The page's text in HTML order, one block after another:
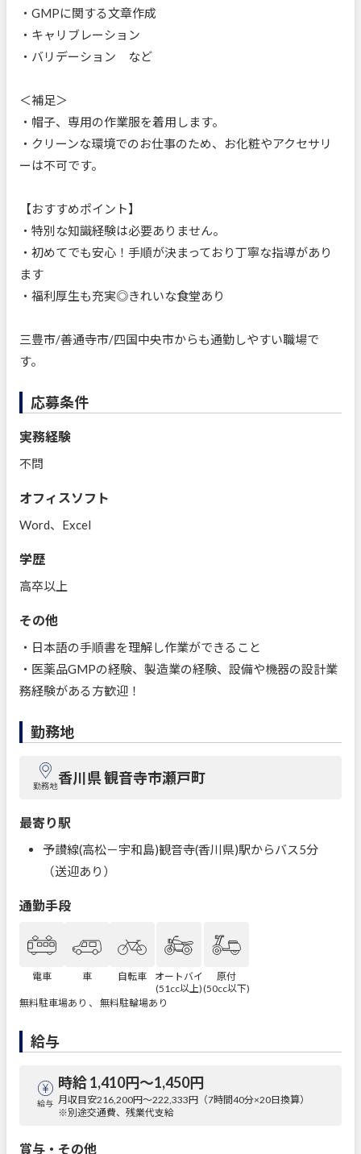
・GMPに関する文章作成
・キャリブレーション
・バリデーション など
＜補足＞
・帽子、専用の作業服を着用します。
・クリーンな環境でのお仕事のため、お化粧やアクセサリ
ーは不可です。
【おすすめポイント】
・特別な知識経験は必要ありません。
・初めてでも安心！手順が決まっており丁寧な指導があり
ます
・福利厚生も充実◎きれいな食堂あり
三豊市/善通寺市/四国中央市からも通勤しやすい職場で
す。
応募条件
実務経験
不問
オフィスソフト
Word、Excel
学歴
高卒以上
その他
・日本語の手順書を理解し作業ができること
・医薬品GMPの経験、製造業の経験、設備や機器の設計業
務経験がある方歓迎！
勤務地
勤務地香川県 観音寺市瀬戸町
最寄り駅
予讃線(高松－宇和島)観音寺(香川県)駅からバス5分
（送迎あり）
通勤手段
電車 車 自転車
オートバイ
(51cc以上)
原付
(50cc以下)
無料駐車場あり 、 無料駐輪場あり
給与
給与
時給 1,410円〜1,450円
月収目安216,200円～222,333円（7時間40分×20日換算）
※別途交通費、残業代支給
賞与・その他